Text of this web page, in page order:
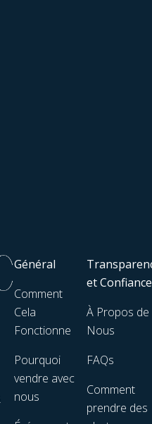
Général
Comment
Cela
Fonctionne
Pourquoi
vendre avec
nous
et Confiance
À Propos de
Nous
FAQs
Comment
prendre des